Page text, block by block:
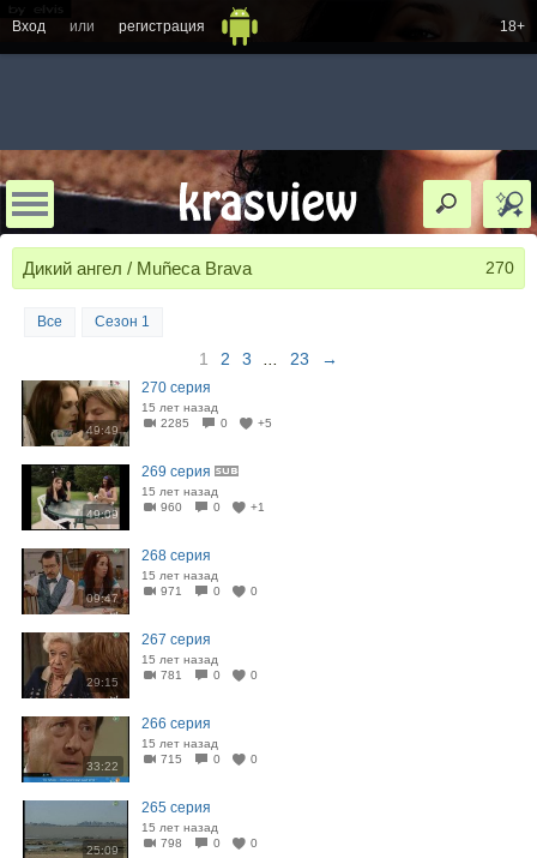
Вход или регистрация 18+
Дикий ангел / Muñeca Brava 270
Все Сезон 1
1 2 3 23 →
49:49
270 серия
15 лет назад
2285
0 +5
49:09
269 серия
15 лет назад
960
0 +1
09:47
268 серия
15 лет назад
971
0 0
29:15
267 серия
15 лет назад
781
0 0
33:22
266 серия
15 лет назад
715
0 0
25:09
265 серия
15 лет назад
798
0 0